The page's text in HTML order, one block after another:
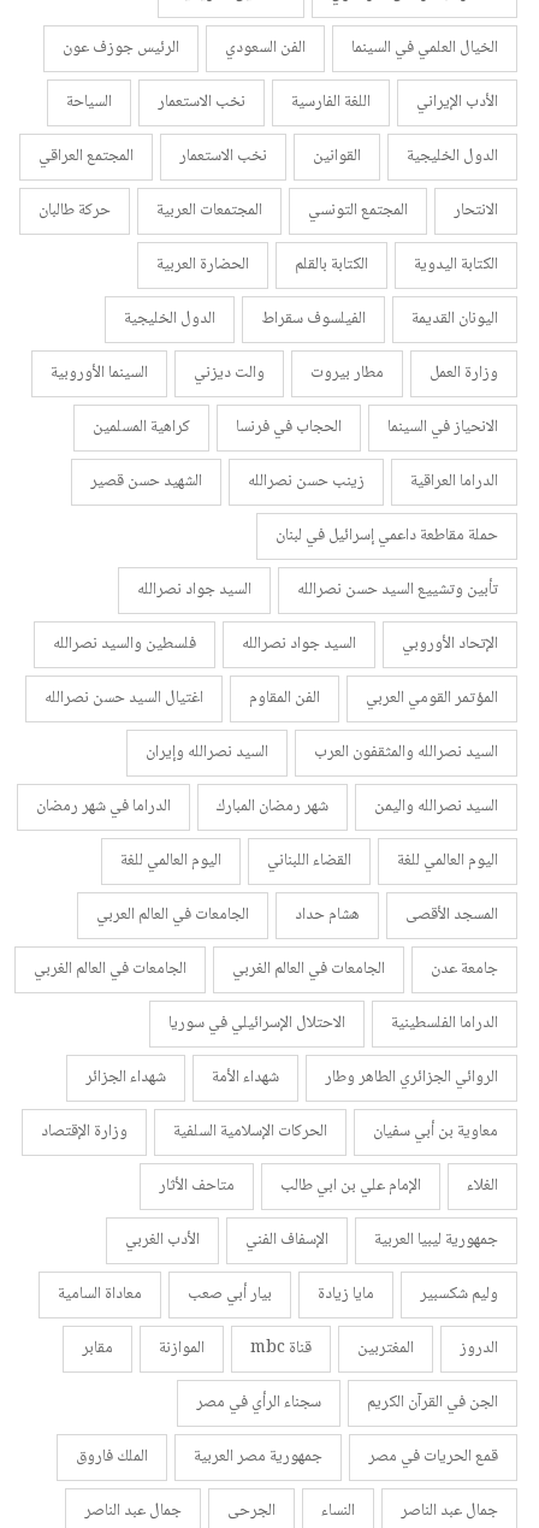
الخيال العلمي في السينما
الفن السعودي
الرئيس جوزف عون
الأدب الإيراني
اللغة الفارسية نخب الاستعمار
السياحة
الدول الخليجية
القوانين نخب الاستعمار
المجتمع العراقي
الانتحار
المجتمع التونسي المجتمعات العربية
حركة طالبان
الكتابة اليدوية
الكتابة بالقلم
الحضارة العربية
اليونان القديمة
الفيلسوف سقراط
الدول الخليجية
وزارة العمل
مطار بيروت والت ديزني
السينما الأوروبية
الانحياز في السينما
الحجاب في فرنسا
كراهية المسلمين
الدراما العراقية
زينب حسن نصرالله
الشهيد حسن قصير
حملة مقاطعة داعمي إسرائيل في لبنان
تأبين وتشييع السيد حسن نصرالله
السيد جواد نصرالله
الإتحاد الأوروبي
السيد جواد نصرالله
فلسطين والسيد نصرالله
المؤتمر القومي العربي
الفن المقاوم
اغتيال السيد حسن نصرالله
السيد نصرالله والمثقفون العرب
السيد نصرالله وإيران
السيد نصرالله واليمن
شهر رمضان المبارك
الدراما في شهر رمضان
اليوم العالمي للغة
القضاء اللبناني
اليوم العالمي للغة
المسجد الأقصى
هشام حداد
الجامعات في العالم العربي
جامعة عدن
الجامعات في العالم الغربي
الجامعات في العالم الغربي
الدراما الفلسطينية
الاحتلال الإسرائيلي في سوريا
الروائي الجزائري الطاهر وطار
شهداء الأمة
شهداء الجزائر
معاوية بن أبي سفيان
الحركات الإسلامية السلفية
وزارة الإقتصاد
الغلاء
الإمام علي بن ابي طالب
متاحف الأثار
جمهورية ليبيا العربية
الإسفاف الفني
الأدب الغربي
وليم شكسبير
مايا زيادة بيار أبي صعب
معاداة السامية
الدروز
المغتربين قناة mbc الموازنة
مقابر
الجن في القرآن الكريم
سجناء الرأي في مصر
قمع الحريات في مصر
جمهورية مصر العربية
الملك فاروق
جمال عبد الناصر
النساء الجرحى
جمال عبد الناصر